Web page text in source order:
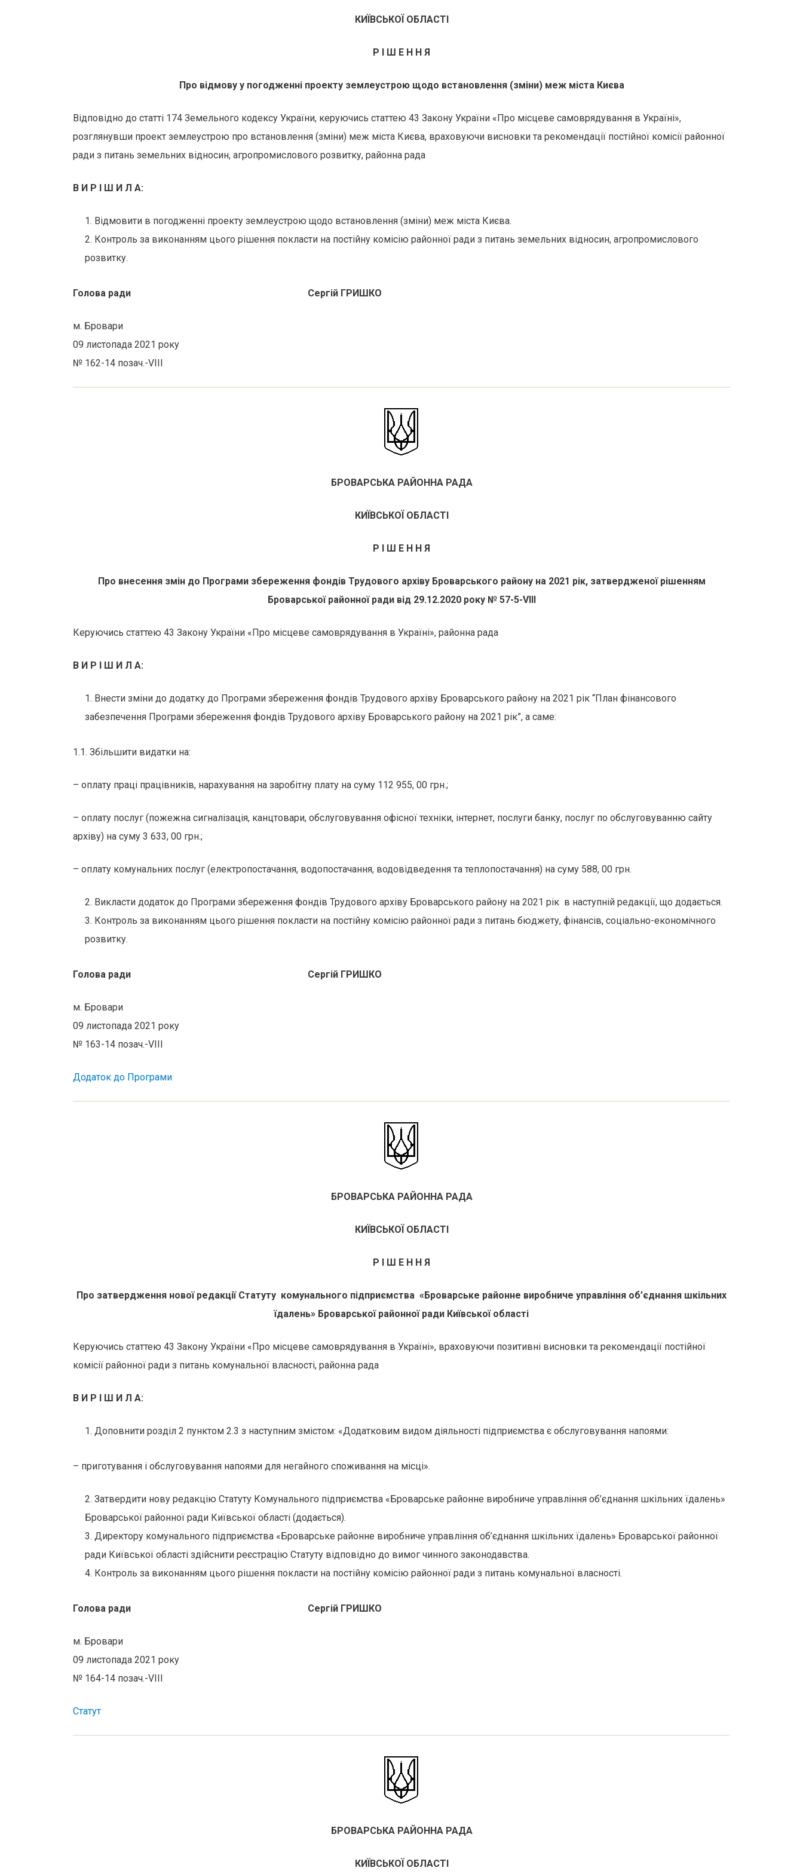
КИЇВСЬКОЇ ОБЛАСТІ
Р І Ш Е Н Н Я
Про відмову у погодженні проекту землеустрою щодо встановлення (зміни) меж міста Києва
Відповідно до статті 174 Земельного кодексу України, керуючись статтею 43 Закону України «Про місцеве самоврядування в Україні»,
розглянувши проект землеустрою про встановлення (зміни) меж міста Києва, враховуючи висновки та рекомендації постійної комісії районної
ради з питань земельних відносин, агропромислового розвитку, районна рада
В И Р І Ш И Л А:
Відмовити в погодженні проекту землеустрою щодо встановлення (зміни) меж міста Києва.
Контроль за виконанням цього рішення покласти на постійну комісію районної ради з питань земельних відносин, агропромислового
розвитку.
Голова ради Сергій ГРИШКО
м. Бровари
09 листопада 2021 року
№ 162-14 позач.-VІІІ
БРОВАРСЬКА РАЙОННА РАДА
КИЇВСЬКОЇ ОБЛАСТІ
Р І Ш Е Н Н Я
Про внесення змін до Програми збереження фондів Трудового архіву Броварського району на 2021 рік, затвердженої рішенням
Броварської районної ради від 29.12.2020 року № 57-5-VІІІ
Керуючись статтею 43 Закону України «Про місцеве самоврядування в Україні», районна рада
В И Р І Ш И Л А:
Внести зміни до додатку до Програми збереження фондів Трудового архіву Броварського району на 2021 рік “План фінансового
забезпечення Програми збереження фондів Трудового архіву Броварського району на 2021 рік”, а саме:
1.1. Збільшити видатки на:
– оплату праці працівників, нарахування на заробітну плату на суму 112 955, 00 грн.;
– оплату послуг (пожежна сигналізація, канцтовари, обслуговування офісної техніки, інтернет, послуги банку, послуг по обслуговуванню сайту
архіву) на суму 3 633, 00 грн.;
– оплату комунальних послуг (електропостачання, водопостачання, водовідведення та теплопостачання) на суму 588, 00 грн.
Викласти додаток до Програми збереження фондів Трудового архіву Броварського району на 2021 рік в наступній редакції, що додається.
Контроль за виконанням цього рішення покласти на постійну комісію районної ради з питань бюджету, фінансів, соціально-економічного
розвитку.
Голова ради Сергій ГРИШКО
м. Бровари
09 листопада 2021 року
№ 163-14 позач.-VІІІ
Додаток до Програми
БРОВАРСЬКА РАЙОННА РАДА
КИЇВСЬКОЇ ОБЛАСТІ
Р І Ш Е Н Н Я
Про затвердження нової редакції Статуту комунального підприємства «Броварське районне виробниче управління об’єднання шкільних
їдалень» Броварської районної ради Київської області
Керуючись статтею 43 Закону України «Про місцеве самоврядування в Україні», враховуючи позитивні висновки та рекомендації постійної
комісії районної ради з питань комунальної власності, районна рада
В И Р І Ш И Л А:
Доповнити розділ 2 пунктом 2.3 з наступним змістом: «Додатковим видом діяльності підприємства є обслуговування напоями:
– приготування і обслуговування напоями для негайного споживання на місці».
Затвердити нову редакцію Статуту Комунального підприємства «Броварське районне виробниче управління об’єднання шкільних їдалень»
Броварської районної ради Київської області (додається).
Директору комунального підприємства «Броварське районне виробниче управління об’єднання шкільних їдалень» Броварської районної
ради Київської області здійснити реєстрацію Статуту відповідно до вимог чинного законодавства.
Контроль за виконанням цього рішення покласти на постійну комісію районної ради з питань комунальної власності.
Голова ради Сергій ГРИШКО
м. Бровари
09 листопада 2021 року
№ 164-14 позач.-VІІІ
Статут
БРОВАРСЬКА РАЙОННА РАДА
КИЇВСЬКОЇ ОБЛАСТІ